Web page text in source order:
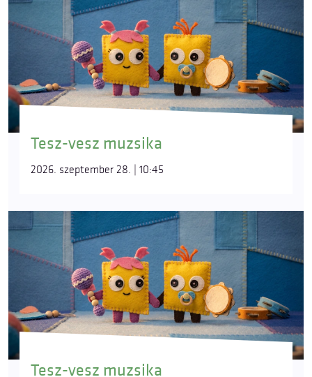
Tesz-vesz muzsika
2026. szeptember 28. | 10:45
Tesz-vesz muzsika